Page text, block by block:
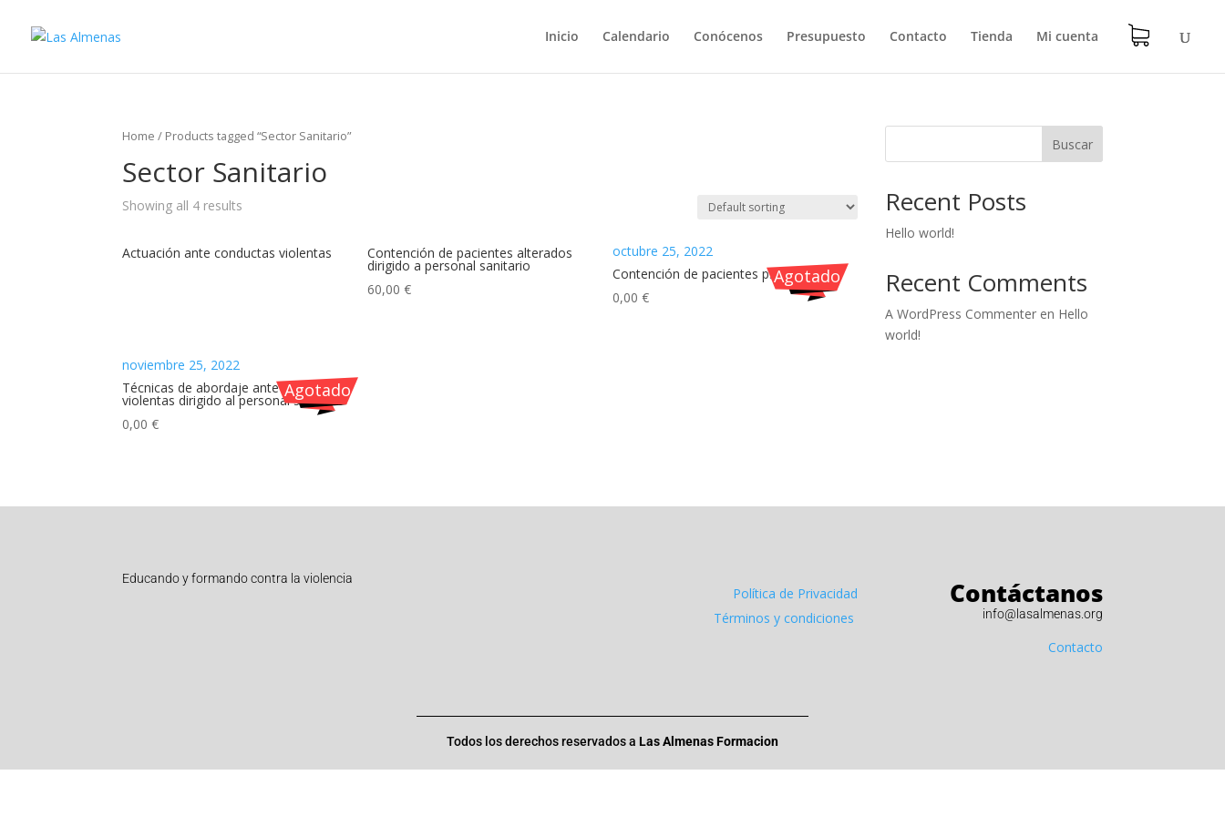
Inicio Calendario Conócenos Presupuesto Contacto Tienda Mi cuenta
Home / Products tagged “Sector Sanitario”
Sector Sanitario
Showing all 4 results
Actuación ante conductas violentas Contención de pacientes alterados
dirigido a personal sanitario
60,00€
Agotado
octubre 25, 2022
Contención de pacientes psiquiátricos
0,00 €
Agotado
noviembre 25, 2022
Técnicas de abordaje ante conductas
violentas dirigido al personal sanitario
0,00€
Buscar
Recent Posts
Hello world!
Recent Comments
A WordPress Commenteren Hello
world!
Educando y formando contra la violencia
Política de Privacidad
Términos y condiciones
Contáctanos
info@lasalmenas.org
Contacto
Todos los derechos reservados a Las Almenas Formacion